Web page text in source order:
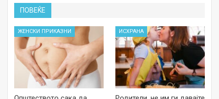
ПОВЕЌЕ
ЖЕНСКИ ПРИКАЗНИ ИСХРАНА